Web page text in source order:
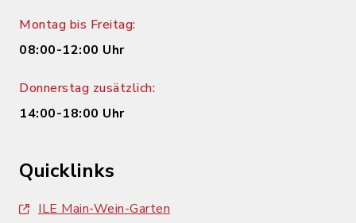
Montag bis Freitag:
08:00-12:00 Uhr
Donnerstag zusätzlich:
14:00-18:00 Uhr
Quicklinks
ILE Main-Wein-Garten